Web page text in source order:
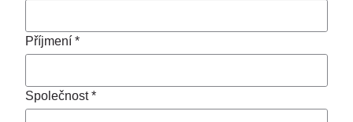
Příjmení *
Společnost *